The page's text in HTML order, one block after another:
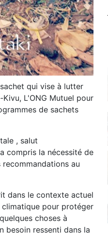
qui vise à lutter
L'ONG Mutuel pour
de sachets
, salut
compris la nécessité de
au
dans le contexte actuel
pour protéger
choses à
besoin ressenti dans la